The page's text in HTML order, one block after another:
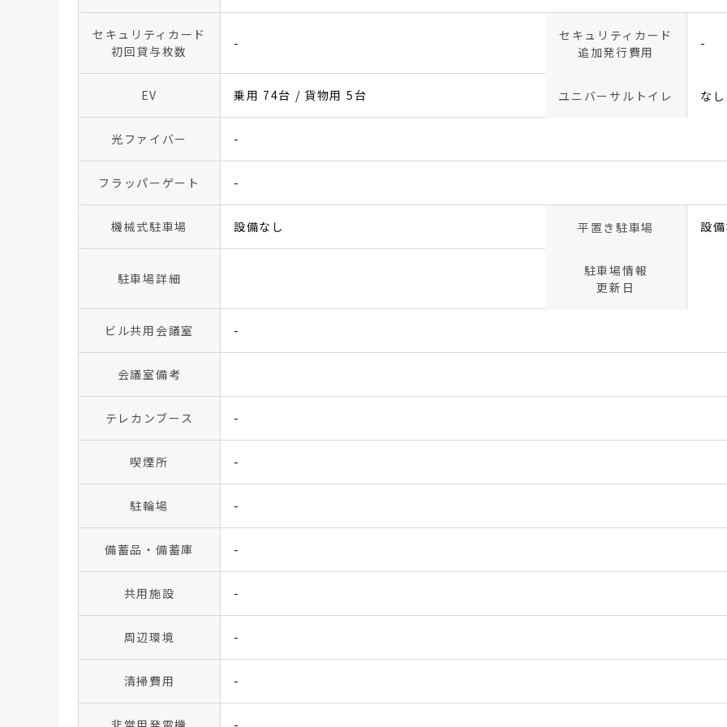
セキュリティカード
初回貸与枚数
-
セキュリティカード
追加発行費用
-
EV 乗用 74台 / 貨物用 5台 ユニバーサルトイレ なし
光ファイバー -
フラッパーゲート -
機械式駐車場 設備なし 平置き駐車場 設
駐車場詳細
駐車場情報
更新日
ビル共用会議室 -
会議室備考
テレカンブース -
喫煙所 -
駐輪場 -
備蓄品・備蓄庫 -
共用施設 -
周辺環境 -
清掃費用 -